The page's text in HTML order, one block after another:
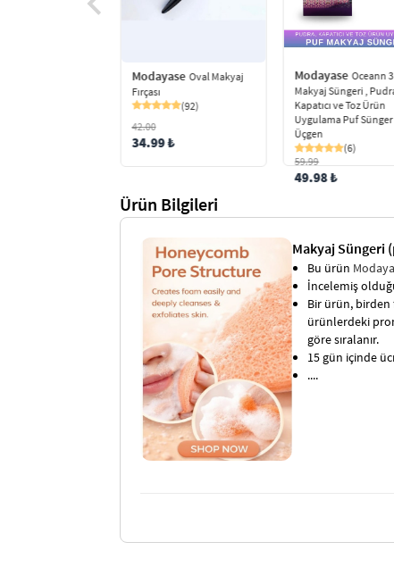
Modayase Oval Makyaj
Fırçası
(92)
42.00
34.99 ₺
Modayase Oceann
Makyaj Süngeri ,
Kapatıcı ve Toz Ürün
Uygulama Puf Sünger
Üçgen
(6)
59.99
49.98 ₺
Ürün Bilgileri
Makyaj Süngeri
Bu ürün
İncelemiş
Bir ürün, birden
ürünlerdeki
göre sıralanır.
15 gün içinde
....